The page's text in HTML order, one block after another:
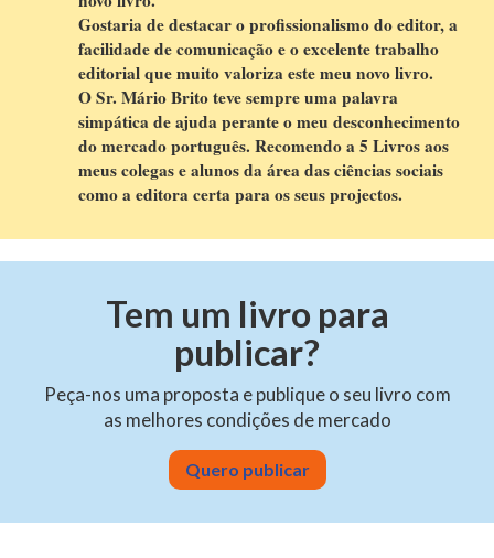
Gostaria de destacar o profissionalismo do editor, a
facilidade de comunicação e o excelente trabalho
editorial que muito valoriza este meu novo livro.
O Sr. Mário Brito teve sempre uma palavra
simpática de ajuda perante o meu desconhecimento
do mercado português. Recomendo a 5 Livros aos
meus colegas e alunos da área das ciências sociais
como a editora certa para os seus projectos.
Tem um livro para
publicar?
Peça-nos uma proposta e publique o seu livro com
as melhores condições de mercado
Quero publicar